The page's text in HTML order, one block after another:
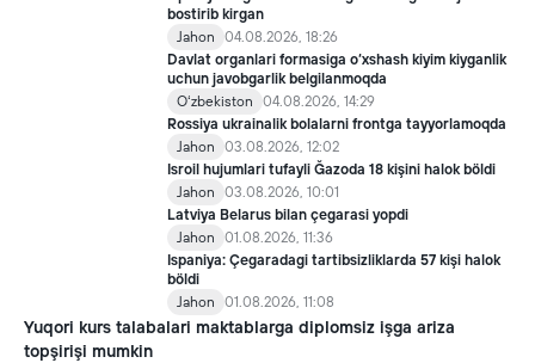
bostirib kirgan
Jahon
04.08.2026, 18:26
Davlat organlari formasiga o‘xshash kiyim kiyganlik
uchun javobgarlik belgilanmoqda
Oʻzbekiston
04.08.2026, 14:29
Rossiya ukrainalik bolalarni frontga tayyorlamoqda
Jahon
03.08.2026, 12:02
Isroil hujumlari tufayli Ğazoda 18 kişini halok böldi
Jahon
03.08.2026, 10:01
Latviya Belarus bilan çegarasi yopdi
Jahon
01.08.2026, 11:36
Ispaniya: Çegaradagi tartibsizliklarda 57 kişi halok
böldi
Jahon
01.08.2026, 11:08
Yuqori kurs talabalari maktablarga diplomsiz işga ariza
topşirişi mumkin